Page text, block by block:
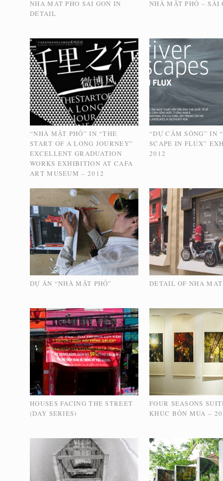
NHA MAT PHO SAI GON IN
DETAIL
NHÀ MẶT PHỐ – SÀI
“NHÀ MẶT PHỐ” IN “THE
START OF A LONG JOURNEY”
EXCELLENT GRADUATION
WORKS EXHIBITION AT CAFA
ART MUSEUM – 2012
“DỰ CẢM SÔNG” IN
SCAPE IN FLUX”
2012
DỰ ÁN “NHÀ MẶT PHỐ” DETAIL OF NHA
HOUSES FACING THE STREET
(DAY SERIES)
FOUR SEASONS
KHÚC BỐN MÙA –